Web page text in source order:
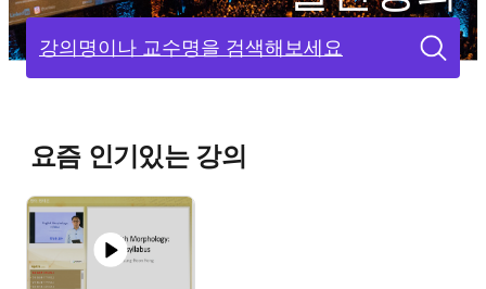
강의명이나 교수명을 검색해보세요
요즘 인기있는 강의